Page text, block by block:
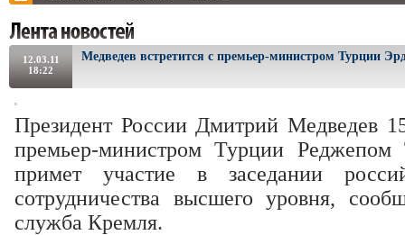
12.03.11
18:22
Медведев встретится с премьер-министром Турции
Президент России Дмитрий Медведев
премьер-министром Турции
примет участие в заседании
сотрудничества высшего уровня,
служба Кремля.